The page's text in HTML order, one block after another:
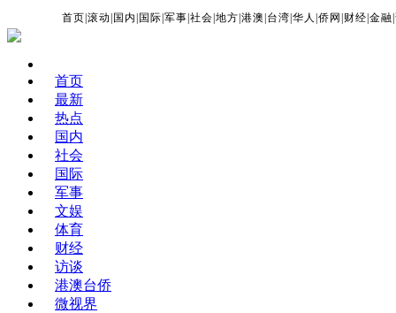
首页 |滚动 国内 国际 |军事 |社会 |地方 |港澳 台湾 |华人 |侨网 财经 |金融 |
首页
最新
热点
国内
社会
国际
军事
文娱
体育
财经
访谈
港澳台侨
微视界